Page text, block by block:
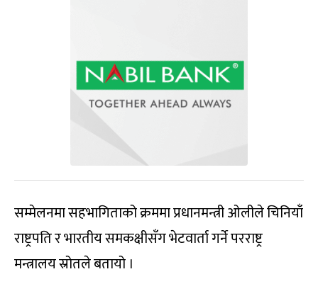
सम्मेलनमा सहभागिताको क्रममा प्रधानमन्त्री ओलीले चिनियाँ
राष्ट्रपति र भारतीय समकक्षीसँग भेटवार्ता गर्ने परराष्ट्र
मन्त्रालय स्रोतले बतायो ।